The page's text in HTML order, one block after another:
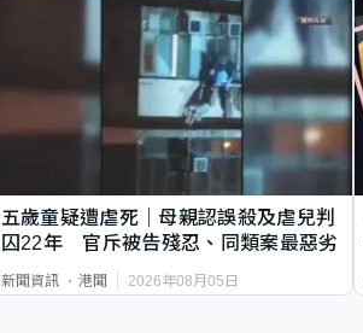
五歲童疑遭虐死｜母親認誤殺及虐兒判
囚22年 官斥被告殘忍、同類案最惡劣
新聞資訊 港聞 2026年08月05日